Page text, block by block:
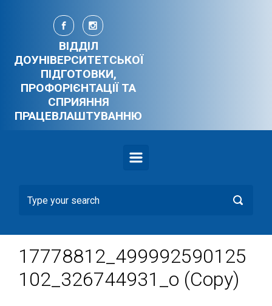
Skip to main content
ВІДДІЛ
ДОУНІВЕРСИТЕТСЬКОЇ
ПІДГОТОВКИ,
ПРОФОРІЄНТАЦІЇ ТА
СПРИЯННЯ
ПРАЦЕВЛАШТУВАННЮ
17778812_499992590125
102_326744931_o (Copy)